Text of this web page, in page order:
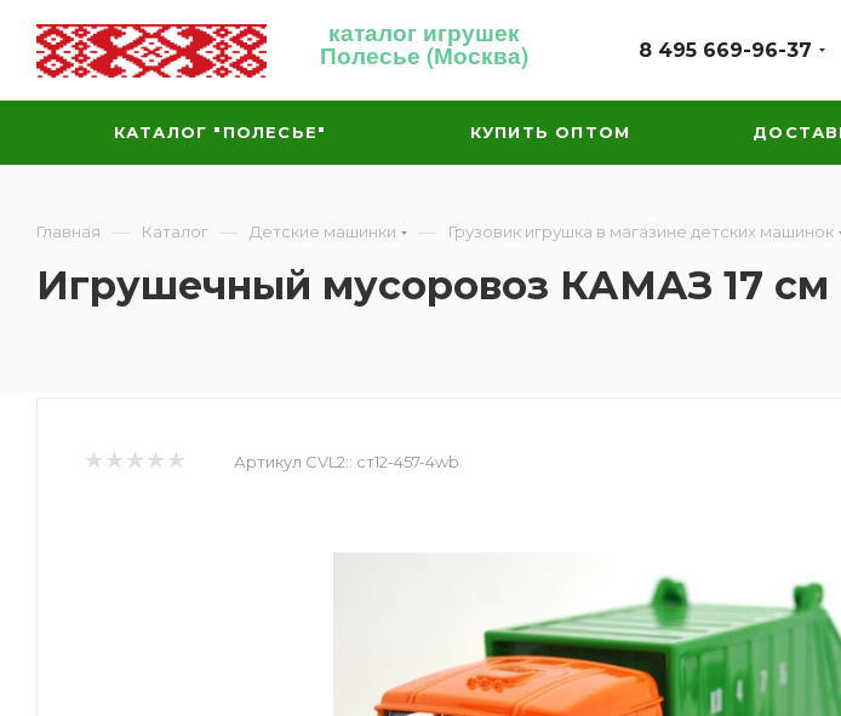
каталог игрушек
Полесье (Москва) 8 495 669-96-37
КАТАЛОГ "ПОЛЕСЬЕ" КУПИТЬ ОПТОМ
Главная — Каталог — Детские машинки — Грузовик игрушка в магазине детских машинок
Игрушечный мусоровоз КАМАЗ 17 см
Артикул CVL2:: ст12-457-4wb